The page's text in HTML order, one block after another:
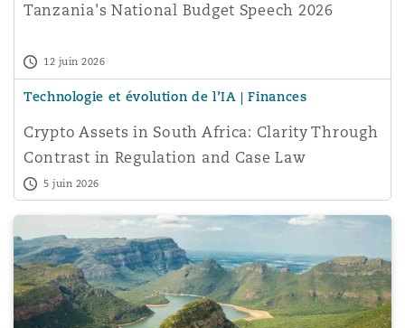
Tanzania's National Budget Speech 2026
12 juin 2026
Technologie et évolution de l’IA | Finances
Crypto Assets in South Africa: Clarity Through
Contrast in Regulation and Case Law
5 juin 2026
Tanzania Tax Update: Finance Act 2026 Highlights